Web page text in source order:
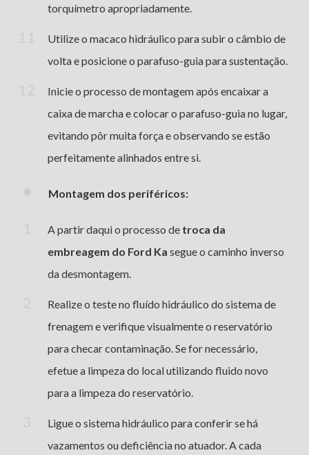
torquímetro apropriadamente.
Utilize o macaco hidráulico para subir o câmbio de
volta e posicione o parafuso-guia para sustentação.
Inicie o processo de montagem após encaixar a
caixa de marcha e colocar o parafuso-guia no lugar,
evitando pôr muita força e observando se estão
perfeitamente alinhados entre si.
Montagem dos periféricos:
A partir daqui o processo de troca da
embreagem do Ford Ka segue o caminho inverso
da desmontagem.
Realize o teste no fluído hidráulico do sistema de
frenagem e verifique visualmente o reservatório
para checar contaminação. Se for necessário,
efetue a limpeza do local utilizando fluido novo
para a limpeza do reservatório.
Ligue o sistema hidráulico para conferir se há
vazamentos ou deficiência no atuador. A cada